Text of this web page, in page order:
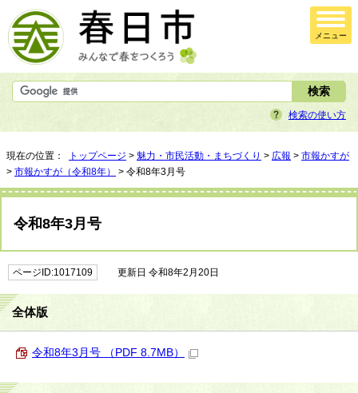
メニュー
検索の使い方
現在の位置： トップページ > 魅力・市民活動・まちづくり > 広報 > 市報かすが
> 市報かすが（令和8年） > 令和8年3月号
令和8年3月号
ページID:1017109 更新日 令和8年2月20日
全体版
令和8年3月号 （PDF 8.7MB）